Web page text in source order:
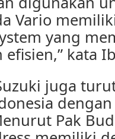
Vario
yang
kata
juga
Pak